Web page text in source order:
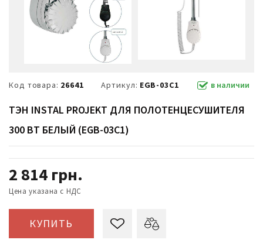
Код товара: 26641 Артикул: EGB-03C1 в наличии
ТЭН INSTAL PROJEKT ДЛЯ ПОЛОТЕНЦЕСУШИТЕЛЯ
300 ВТ БЕЛЫЙ (EGB-03C1)
2 814 грн.
Цена указана с НДС
КУПИТЬ